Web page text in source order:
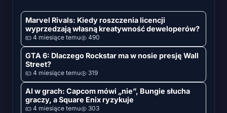
Marvel Rivals: Kiedy roszczenia licencji
wyprzedzają własną kreatywność deweloperów?
4 miesiące temu 490
GTA 6: Dlaczego Rockstar ma w nosie presję Wall
Street?
4 miesiące temu 319
AI w grach: Capcom mówi „nie”, Bungie słucha
graczy, a Square Enix ryzykuje
4 miesiące temu 303